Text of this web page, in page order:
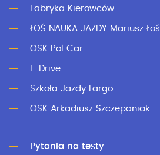
Fabryka Kierowców
ŁOŚ NAUKA JAZDY Mariusz Łoś
OSK Pol Car
L-Drive
Szkoła Jazdy Largo
OSK Arkadiusz Szczepaniak
Pytania na testy